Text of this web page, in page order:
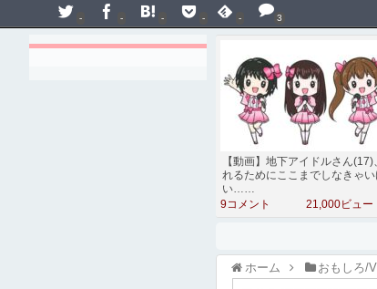
- - - - - 3
【動画】地下アイドルさん(17)
れるためにここまでしなきゃい
い……
9コメント
21,000ビュー
ホーム おもしろ/